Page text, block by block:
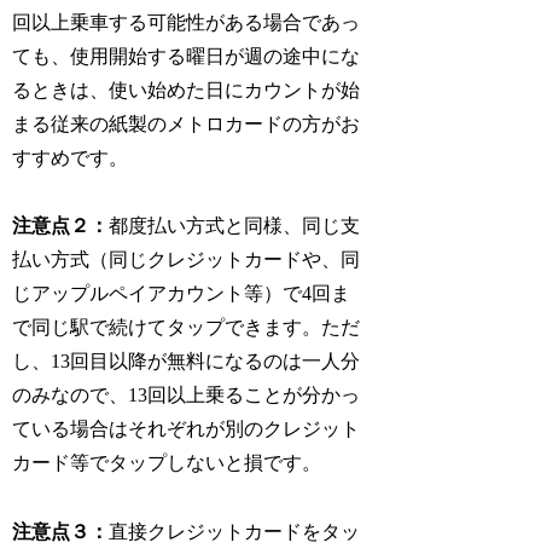
回以上乗車する可能性がある場合であっ
ても、使用開始する曜日が週の途中にな
るときは、使い始めた日にカウントが始
まる従来の紙製のメトロカードの方がお
すすめです。
注意点２：都度払い方式と同様、同じ支
払い方式（同じクレジットカードや、同
じアップルペイアカウント等）で4回ま
で同じ駅で続けてタップできます。ただ
し、13回目以降が無料になるのは一人分
のみなので、13回以上乗ることが分かっ
ている場合はそれぞれが別のクレジット
カード等でタップしないと損です。
注意点３：直接クレジットカードをタッ